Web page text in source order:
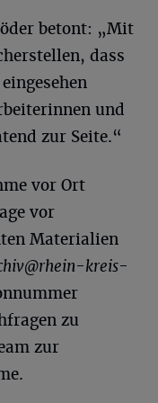
betont: „Mit
dass
und
zur Seite.“
vor Ort
vor
Materialien
kreis-
zu
zur